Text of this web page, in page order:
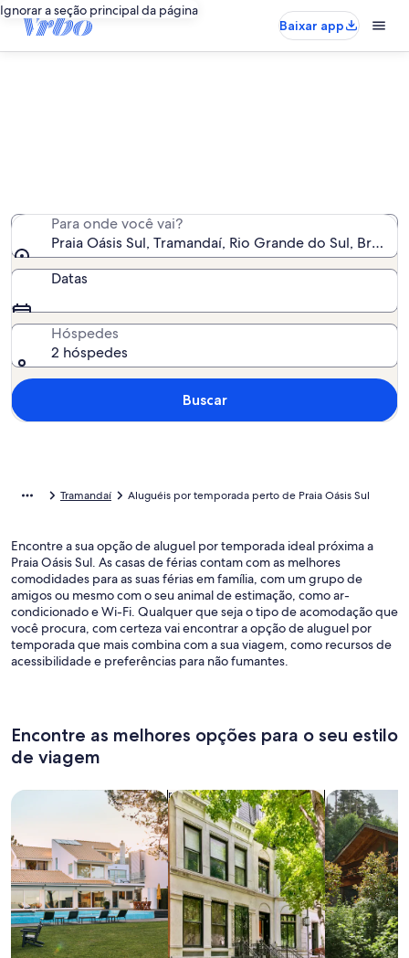
Ignorar a seção principal da página
Baixar app
Para onde você vai?
Praia Oásis Sul, Tramandaí, Rio Grande do Sul, Brasil
Datas
Hóspedes
2 hóspedes
Buscar
Tramandaí Aluguéis por temporada perto de Praia Oásis Sul
Encontre a sua opção de aluguel por temporada ideal próxima a
Praia Oásis Sul. As casas de férias contam com as melhores
comodidades para as suas férias em família, com um grupo de
amigos ou mesmo com o seu animal de estimação, como ar-
condicionado e Wi-Fi. Qualquer que seja o tipo de acomodação que
você procura, com certeza vai encontrar a opção de aluguel por
temporada que mais combina com a sua viagem, como recursos de
acessibilidade e preferências para não fumantes.
Encontre as melhores opções para o seu estilo
de viagem
Busque casas Busque apartamentos buscar